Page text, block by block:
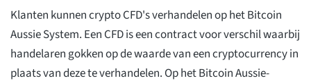
Klanten kunnen crypto CFD's verhandelen op het Bitcoin
Aussie System. Een CFD is een contract voor verschil waarbij
handelaren gokken op de waarde van een cryptocurrency in
plaats van deze te verhandelen. Op het Bitcoin Aussie-